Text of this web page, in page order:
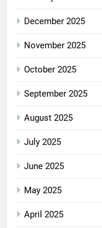
December 2025
November 2025
October 2025
September 2025
August 2025
July 2025
June 2025
May 2025
April 2025